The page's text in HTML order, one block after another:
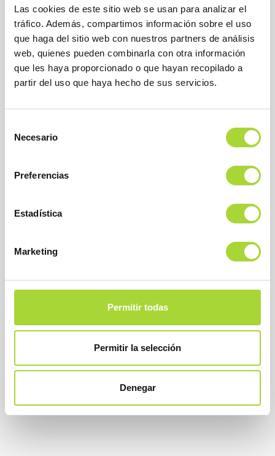
Las cookies de este sitio web se usan para analizar el
tráfico. Además, compartimos información sobre el uso
que haga del sitio web con nuestros partners de análisis
web, quienes pueden combinarla con otra información
que les haya proporcionado o que hayan recopilado a
partir del uso que haya hecho de sus servicios.
Necesario
Preferencias
Estadística
Marketing
Permitir todas
Permitir la selección
Denegar
READ MORE
Biosimilares en psoriasis: adalimumab,
etanercept, infliximab